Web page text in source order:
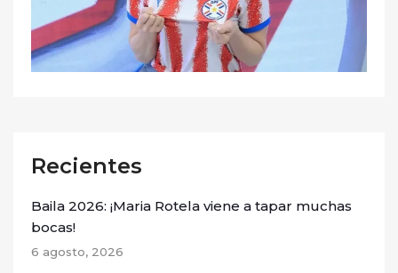
Recientes
Baila 2026: ¡Maria Rotela viene a tapar muchas
bocas!
6 agosto, 2026